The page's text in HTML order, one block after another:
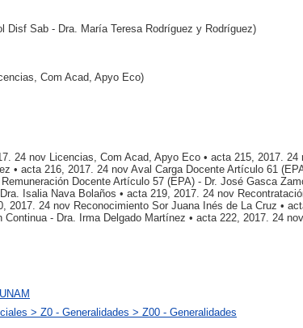
Disf Sab - Dra. María Teresa Rodríguez y Rodríguez)
Com Acad, Apyo Eco)
24 nov Licencias, Com Acad, Apyo Eco • acta 215, 2017. 24
• acta 216, 2017. 24 nov Aval Carga Docente Artículo 61
Docente Artículo 57 (EPA) - Dr. José Gasca
Isalia Nava Bolaños • acta 219, 2017. 24 nov
2017. 24 nov Reconocimiento Sor Juana Inés de La Cruz •
- Dra. Irma Delgado Martínez • acta 222, 2017. 24 nov
> Z0 - Generalidades > Z00 - Generalidades